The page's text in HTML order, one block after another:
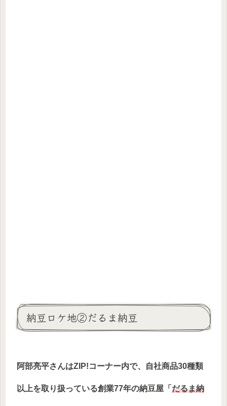
納豆ロケ地②だるま納豆
阿部亮平さんはZIP!コーナー内で、自社商品30種類
以上を取り扱っている創業77年の納豆屋「 だるま納